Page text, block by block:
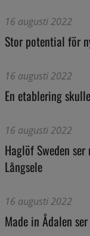
16 augusti 2022
Stor potential för
16 augusti 2022
En etablering
16 augusti 2022
Haglöf Sweden
Långsele
16 augusti 2022
Made in Ådalen